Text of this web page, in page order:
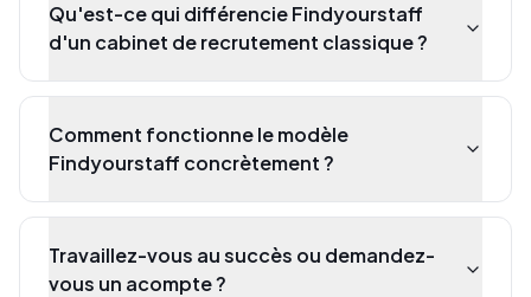
Qu'est-ce qui différencie Findyourstaff
d'un cabinet de recrutement classique ?
Comment fonctionne le modèle
Findyourstaff concrètement ?
Travaillez-vous au succès ou demandez-
vous un acompte ?